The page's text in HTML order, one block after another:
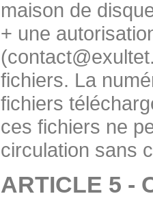
maison de
+ une
fichiers. La
fichiers
ces fichiers ne
circulation sans
ARTICLE 5 -